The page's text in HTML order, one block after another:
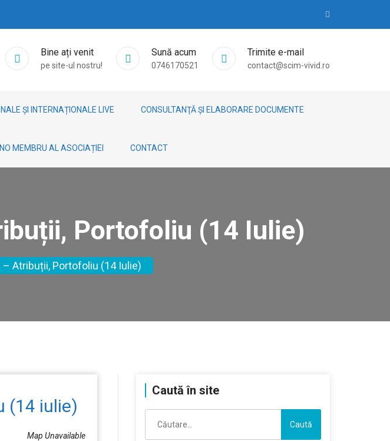
Bine ați venit
pe site-ul nostru!
Sună acum
0746170521
Trimite e-mail
contact@scim-vivid.ro
ȘI INTERNAȚIONALE LIVE CONSULTANŢĂ ȘI ELABORARE DOCUMENTE
MEMBRU AL ASOCIAȚIEI CONTACT
Portofoliu (14 Iulie)
– Atribuții, Portofoliu (14 Iulie)
(14 iulie)
Map Unavailable
Caută în site
după: